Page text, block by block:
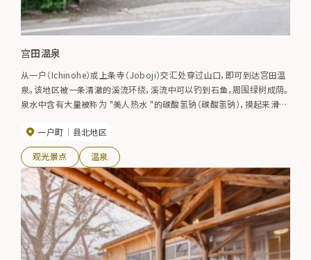
宫田温泉
从一户（Ichinohe）或上条寺（Joboji）交汇处穿过山口，即可到达宫田温
泉。该地区被一条清澈的溪流环绕，溪流中可以钓到石鱼，周围绿树成荫。
泉水中含有大量被称为 "美人热水 "的碳酸氢钠（碳酸氢钠），摸起来滑滑
以促进血液循环，温暖身体。甚至还有附近城镇的常客经常来此游玩。
一户町 县北地区
观光景点 温泉